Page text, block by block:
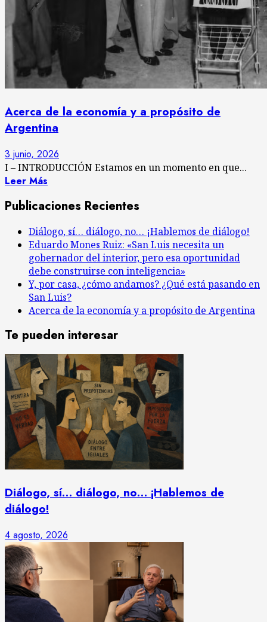
Acerca de la economía y a propósito de
Argentina
3 junio, 2026
I – INTRODUCCIÓN Estamos en un momento en que...
Leer Más
Publicaciones Recientes
Diálogo, sí… diálogo, no… ¡Hablemos de diálogo!
Eduardo Mones Ruiz: «San Luis necesita un
gobernador del interior, pero esa oportunidad
debe construirse con inteligencia»
Y, por casa, ¿cómo andamos? ¿Qué está pasando en
San Luis?
Acerca de la economía y a propósito de Argentina
Te pueden interesar
Diálogo, sí… diálogo, no… ¡Hablemos de
diálogo!
4 agosto, 2026